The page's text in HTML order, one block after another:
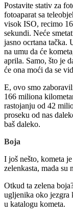
Postavite stativ za
fotoaparat sa
visok ISO, recimo
sekundi. Neće
jasno ocrtana tačka.
na umu da će
aprila. Samo, što je
će ona moći da se
E, ovo smo
166 miliona
rastojanju od 42
proseku od nas
baš daleko.
Boja
I još nešto, kometa
zelenkasta, mada
Otkud ta zelena
ugljenika oko jezgra
u katalogu kometa.